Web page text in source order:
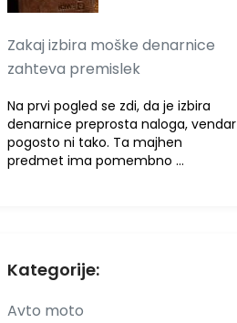
Zakaj izbira moške denarnice
zahteva premislek
Na prvi pogled se zdi, da je izbira
denarnice preprosta naloga, vendar
pogosto ni tako. Ta majhen
predmet ima pomembno …
Kategorije:
Avto moto